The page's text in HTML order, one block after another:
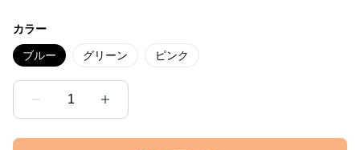
カラー
ブルー グリーン ピンク
1